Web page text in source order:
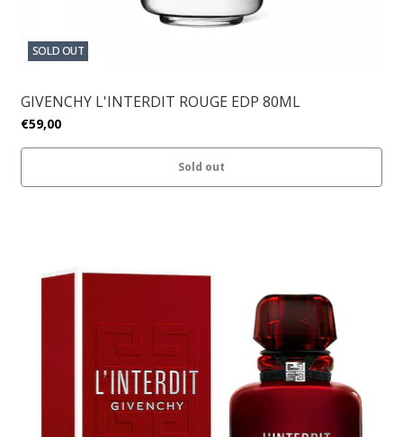
SOLD OUT
GIVENCHY L'INTERDIT ROUGE EDP 80ML
€59,00
Sold out